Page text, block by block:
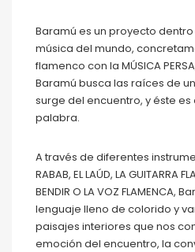
Baramú es un proyecto
música del mundo,
flamenco con la MÚSICA PERSA,
Baramú busca las raíces de
surge del encuentro, y éste
palabra.
A través de diferentes
RABAB, EL LAÚD, LA GUITARRA
BENDIR O LA VOZ FLAMENCA,
lenguaje lleno de colorido y
paisajes interiores que nos
emoción del encuentro, la